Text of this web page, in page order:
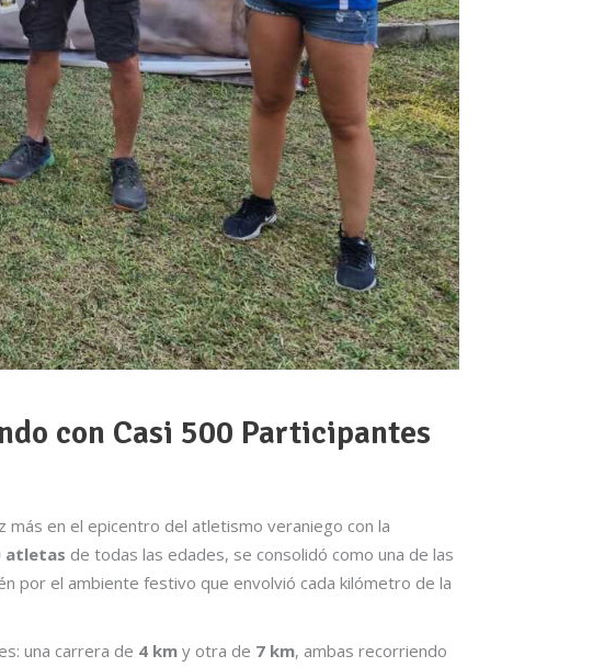
con Casi 500 Participantes
más en el epicentro del atletismo veraniego con la
atletas de todas las edades, se consolidó como una de las
por el ambiente festivo que envolvió cada kilómetro de la
una carrera de 4 km y otra de 7 km, ambas recorriendo